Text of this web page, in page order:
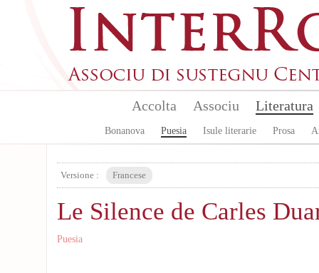
Accolta Associu Literatura
Bonanova Puesia Isule literarie Prosa
Versione : Francese
Le Silence de Carles
Puesia